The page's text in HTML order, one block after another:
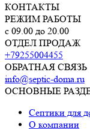
КОНТАКТЫ
РЕЖИМ РАБОТЫ
с 09.00 до 20.00
ОТДЕЛ ПРОДАЖ
+79255004455
ОБРАТНАЯ СВЯЗЬ
info@septic-doma.ru
ОСНОВНЫЕ
Септики для
О компании